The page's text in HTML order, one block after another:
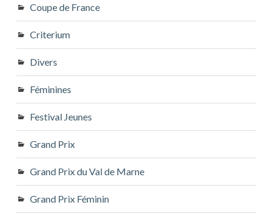
Coupe de France
Criterium
Divers
Féminines
Festival Jeunes
Grand Prix
Grand Prix du Val de Marne
Grand Prix Féminin